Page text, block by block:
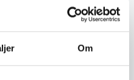
Om
har
flere